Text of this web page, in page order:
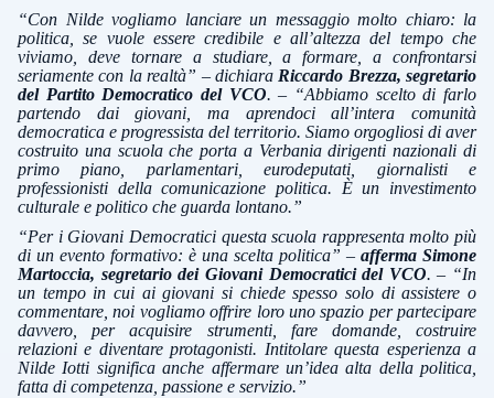
“Con Nilde vogliamo lanciare un messaggio molto chiaro: la
politica, se vuole essere credibile e all’altezza del tempo che
viviamo, deve tornare a studiare, a formare, a confrontarsi
seriamente con la realtà” – dichiara Riccardo Brezza, segretario
del Partito Democratico del VCO. – “Abbiamo scelto di farlo
partendo dai giovani, ma aprendoci all’intera comunità
democratica e progressista del territorio. Siamo orgogliosi di aver
costruito una scuola che porta a Verbania dirigenti nazionali di
primo piano, parlamentari, eurodeputati, giornalisti e
professionisti della comunicazione politica. È un investimento
culturale e politico che guarda lontano.”
“Per i Giovani Democratici questa scuola rappresenta molto più
di un evento formativo: è una scelta politica” – afferma Simone
Martoccia, segretario dei Giovani Democratici del VCO. – “In
un tempo in cui ai giovani si chiede spesso solo di assistere o
commentare, noi vogliamo offrire loro uno spazio per partecipare
davvero, per acquisire strumenti, fare domande, costruire
relazioni e diventare protagonisti. Intitolare questa esperienza a
Nilde Iotti significa anche affermare un’idea alta della politica,
fatta di competenza, passione e servizio.”